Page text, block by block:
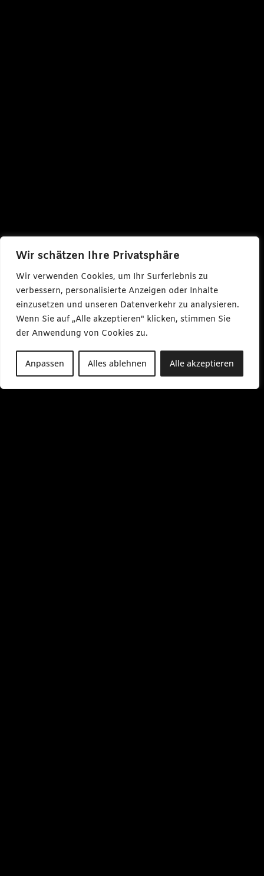
Wir schätzen Ihre Privatsphäre
Wir verwenden Cookies, um Ihr Surferlebnis zu
verbessern, personalisierte Anzeigen oder Inhalte
einzusetzen und unseren Datenverkehr zu analysieren.
Wenn Sie auf „Alle akzeptieren" klicken, stimmen Sie
der Anwendung von Cookies zu.
Anpassen Alles ablehnen Alle akzeptieren